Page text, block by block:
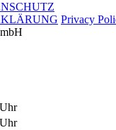
Privacy